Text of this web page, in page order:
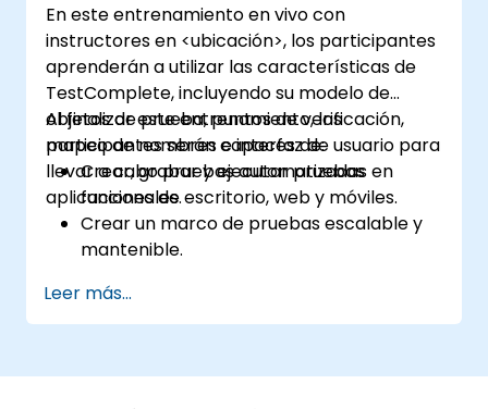
En este entrenamiento en vivo con
instructores en <ubicación>, los participantes
aprenderán a utilizar las características de
TestComplete, incluyendo su modelo de
objetos de prueba, puntos de verificación,
mapeo de nombres e interfaz de usuario para
llevar a cabo pruebas automatizadas en
aplicaciones de escritorio, web y móviles.
Al finalizar este entrenamiento, los
participantes serán capaces de:
Crear, grabar y ejecutar pruebas
funcionales.
Crear un marco de pruebas escalable y
mantenible.
pruebas para múltiples dispositivos y
analizar los resultados de las pruebas.
TestComplete.
Leer más...